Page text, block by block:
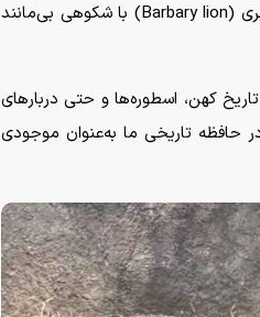
روزی روزگاری در کوه‌های ناهموار و جنگل‌های انبوه شمال آفریقا، شیر بربری (Barbary lion) با شکوهی بی‌مانند
کهن، اسطوره‌ها و حتی دربار‌های
حافظه تاریخی ما به‌عنوان موجودی